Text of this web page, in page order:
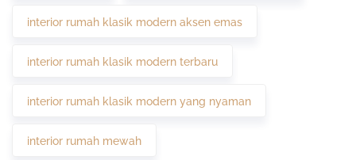
interior rumah klasik modern aksen emas
interior rumah klasik modern terbaru
interior rumah klasik modern yang nyaman
interior rumah mewah